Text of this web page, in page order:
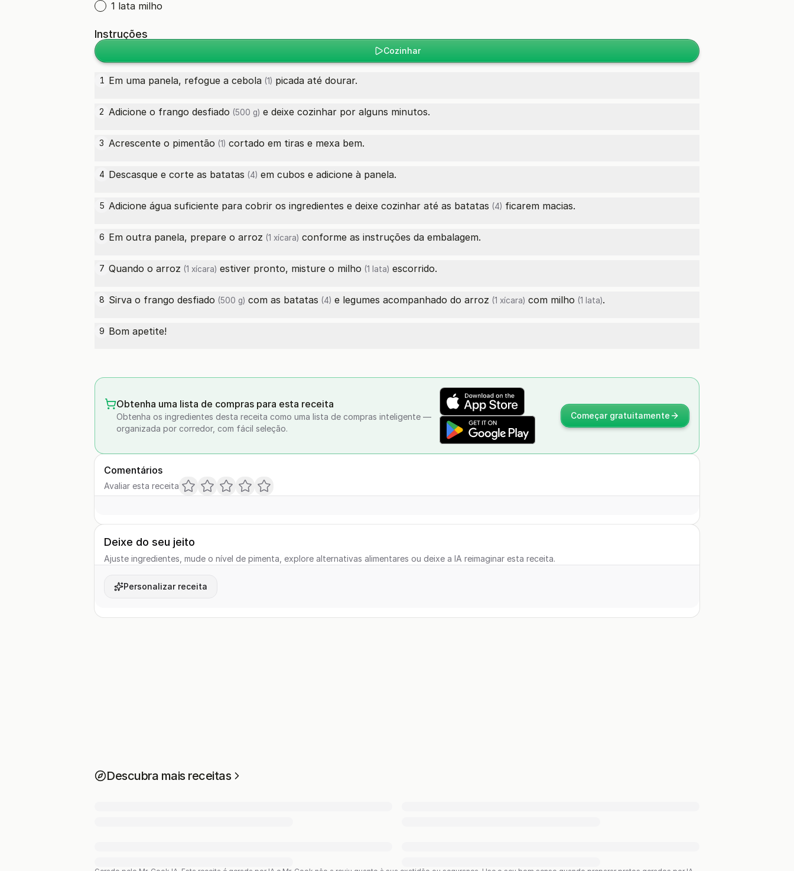
1 lata milho
Instruções
Cozinhar
1 Em uma panela, refogue a cebola (1) picada até dourar.
2 Adicione o frango desfiado (500 g) e deixe cozinhar por alguns minutos.
3 Acrescente o pimentão (1) cortado em tiras e mexa bem.
4 Descasque e corte as batatas (4) em cubos e adicione à panela.
5 Adicione água suficiente para cobrir os ingredientes e deixe cozinhar até as batatas (4) ficarem macias.
6 Em outra panela, prepare o arroz (1 xícara) conforme as instruções da embalagem.
7 Quando o arroz (1 xícara) estiver pronto, misture o milho (1 lata) escorrido.
8 Sirva o frango desfiado (500 g) com as batatas (4) e legumes acompanhado do arroz (1 xícara) com milho (1 lata).
9 Bom apetite!
Obtenha uma lista de compras para esta receita
Obtenha os ingredientes desta receita como uma lista de compras inteligente —
organizada por corredor, com fácil seleção.
Começar gratuitamente
Comentários
Avaliar esta receita
Deixe do seu jeito
Ajuste ingredientes, mude o nível de pimenta, explore alternativas alimentares ou deixe a IA reimaginar esta receita.
Personalizar receita
Descubra mais receitas